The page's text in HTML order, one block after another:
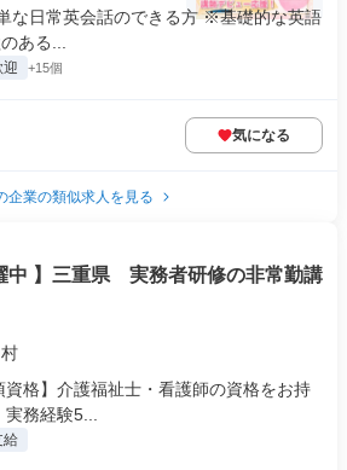
な日常英会話のできる方 ※基礎的な英語
ある...
迎 +15個
気になる
企業の類似求人を見る
中 】三重県 実務者研修の非常勤講
格】介護福祉士・看護師の資格をお持
務経験5...
給